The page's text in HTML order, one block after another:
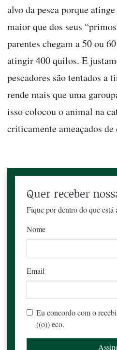
alvo da pesca porque
maior que dos seus
parentes chegam a 50 ou
atingir 400 quilos. E
pescadores são tentados a
rende mais que uma
isso colocou o animal na
criticamente ameaçados de
Quer receber
Fique por dentro do que está
Nome
Email
Eu concordo com o
((o)) eco.